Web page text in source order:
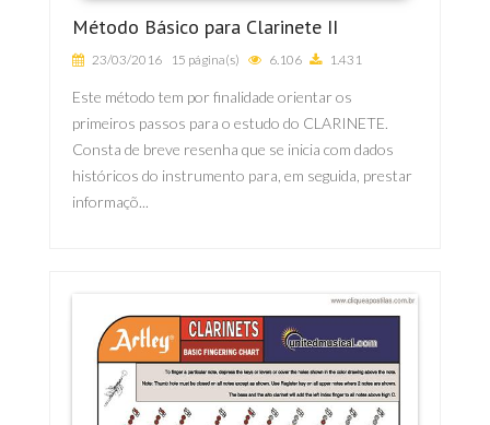
Método Básico para Clarinete II
23/03/2016 15 página(s) 6.106 1.431
Este método tem por finalidade orientar os
primeiros passos para o estudo do CLARINETE.
Consta de breve resenha que se inicia com dados
históricos do instrumento para, em seguida, prestar
informaçõ...